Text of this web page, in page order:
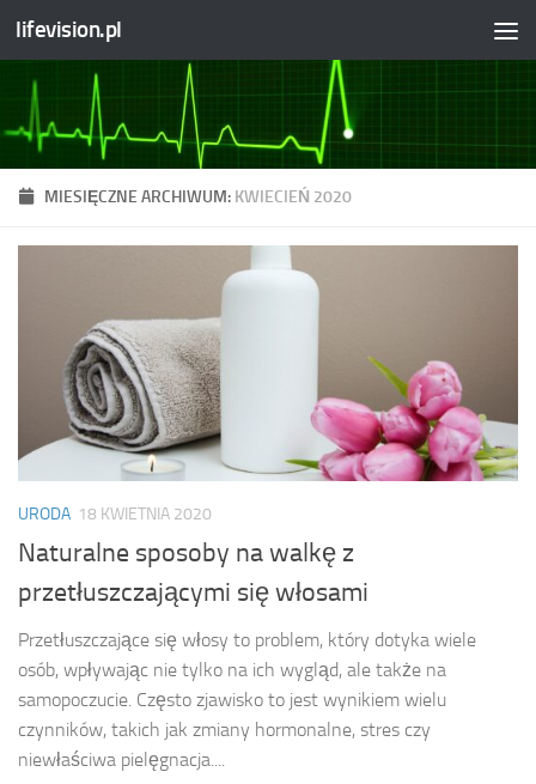
Skip to content
lifevision.pl
MIESIĘCZNE ARCHIWUM: KWIECIEŃ 2020
URODA 18 KWIETNIA 2020
Naturalne sposoby na walkę z
przetłuszczającymi się włosami
Przetłuszczające się włosy to problem, który dotyka wiele
osób, wpływając nie tylko na ich wygląd, ale także na
samopoczucie. Często zjawisko to jest wynikiem wielu
czynników, takich jak zmiany hormonalne, stres czy
niewłaściwa pielęgnacja....